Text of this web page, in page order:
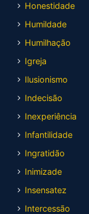
Honestidade
Humildade
Humilhação
Igreja
Ilusionismo
Indecisão
Inexperiência
Infantilidade
Ingratidão
Inimizade
Insensatez
Intercessão